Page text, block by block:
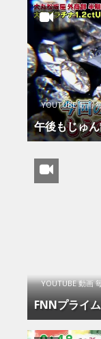
YOUTUBE 動画
午後もじゅ
YOUTUBE 動画
FNNプライ